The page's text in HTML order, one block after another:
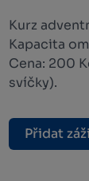
Kurz
Kapacita
Cena: 200
svíčky).
Přidat